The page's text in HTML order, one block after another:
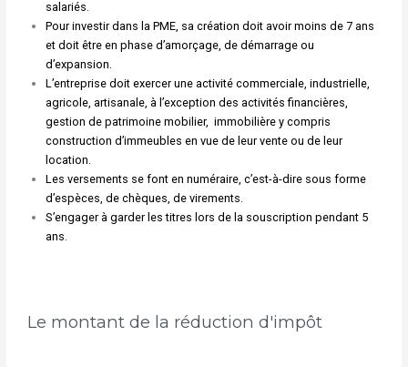
salariés.
Pour investir dans la PME, sa création doit avoir moins de 7 ans
et doit être en phase d’amorçage, de démarrage ou
d’expansion.
L’entreprise doit exercer une activité commerciale, industrielle,
agricole, artisanale, à l’exception des activités financières,
gestion de patrimoine mobilier, immobilière y compris
construction d’immeubles en vue de leur vente ou de leur
location.
Les versements se font en numéraire, c’est-à-dire sous forme
d’espèces, de chèques, de virements.
S’engager à garder les titres lors de la souscription pendant 5
ans.
Le montant de la réduction d'impôt